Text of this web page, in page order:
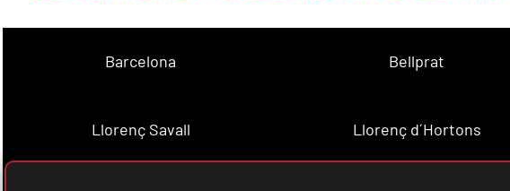
Barcelona Bellprat
Llorenç Savall Llorenç d´Hortons